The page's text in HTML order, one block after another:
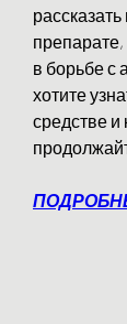
в борьбе с
хотите
средстве и